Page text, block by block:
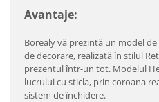
Avantaje:
Borealy vă prezintă un model
de decorare, realizată în stilul
prezentul într-un tot. Modelul
lucrului cu sticla, prin coroana
sistem de închidere.